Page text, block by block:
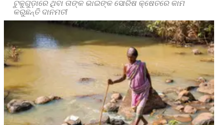
ଟୁକୁଗୁଡ଼ାରେ ଥିବା ତାଙ୍କ ଭାଇଙ୍କ ସୋରିଷ କ୍ଷେତରେ କାମ
କରୁଛନ୍ତି ଦାନମତୀ